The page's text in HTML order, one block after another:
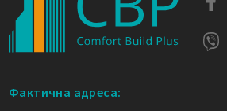
Фактична адреса: